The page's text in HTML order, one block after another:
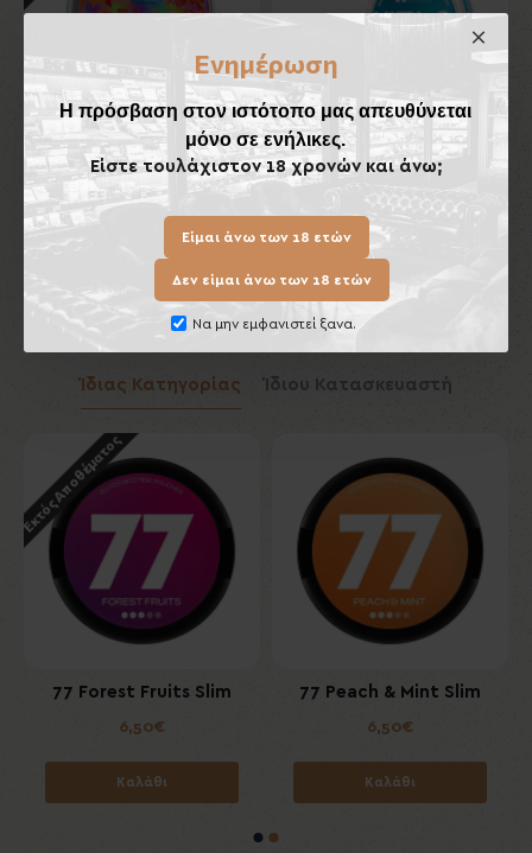
Ενημέρωση
Η πρόσβαση στον ιστότοπο μας απευθύνεται
μόνο σε ενήλικες.
Είστε τουλάχιστον 18 χρονών και άνω;
Είμαι άνω των 18 ετών
Δεν είμαι άνω των 18 ετών
Να μην εμφανιστεί ξανα.
ICEBERG Gummy Bears
Extreme 50mg/gr
Καλάθι
VELO Smooth Peppermint
Mini 6 mg
4,50€
Καλάθι
Ίδιας Κατηγορίας Ίδιου Κατασκευαστή
Εκτός Αποθέματος
77 Forest Fruits Slim
6,50€
Καλάθι
77 Peach & Mint Slim
6,50€
Καλάθι